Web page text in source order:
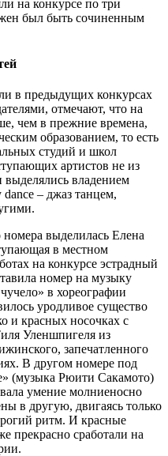
на конкурсе по три
был быть сочиненным
в предыдущих конкурсах
отмечают, что на
чем в прежние времена,
образованием, то есть
студий и школ
артистов не из
выделялись владением
– джаз танцем,
выделилась Елена
в местном
на конкурсе эстрадный
номер на музыку
в хореографии
уродливое существо
и красных носочках с
Уленшпигеля из
запечатленного
В другом номере под
(музыка Рюити Сакамото)
умение молниеносно
в другую, двигаясь только
ритм. И красные
прекрасно сработали на